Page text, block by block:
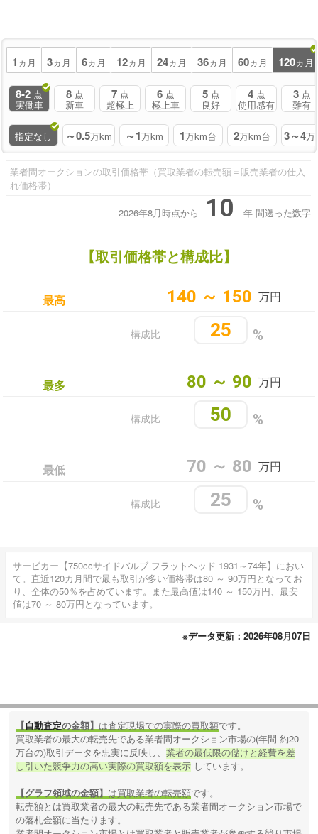
1 ヵ月 3ヵ月 6ヵ月 12ヵ月 24ヵ月 36ヵ月 60ヵ月 120ヵ月
8-2 点
実働車
8 点
新車
7 点
超極上
6 点
極上車
5 点
良好
4 点
使用感有
3 点
難有
指定なし ～0.5万km ～1万km 1万km台 2万km台 3～4万
業者間オークションの取引価格帯（買取業者の転売額＝販売業者の仕入
れ価格帯）
2026年8月時点から 10 年 間遡った数字
【取引価格帯と構成比】
最高 140 ～ 150 万円
%
25
構成比
最多 80 ～ 90 万円
%
50
構成比
最低 70 ～ 80 万円
%
25
構成比
サービカー【750ccサイドバルブ フラットヘッド 1931～74年】におい
て。直近120カ月間で最も取引が多い価格帯は80 ～ 90万円となってお
り、全体の50％を占めています。また最高値は140 ～ 150万円、最安
値は70 ～ 80万円となっています。
※データ更新：2026年08月07日
【自動査定の金額】 は査定現場での実際の買取額です。
買取業者の最大の転売先である業者間オークション市場の(年間 約20
万台の)取引データを忠実に反映し、業者の最低限の儲けと経費を差
し引いた競争力の高い実際の買取額を表示 しています。
【グラフ領域の金額】 は買取業者の転売額です。
転売額とは買取業者の最大の転売先である業者間オークション市場で
の落札金額に当たります。